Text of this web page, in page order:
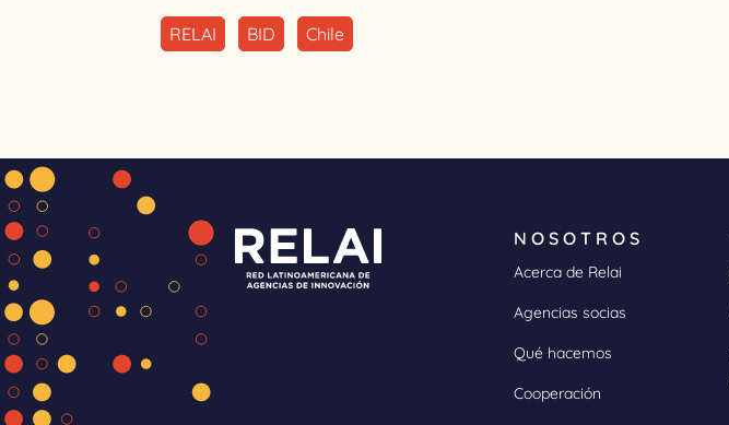
RELAI BID Chile
NOSOTROS
Acerca de Relai
Agencias socias
Qué hacemos
Cooperación